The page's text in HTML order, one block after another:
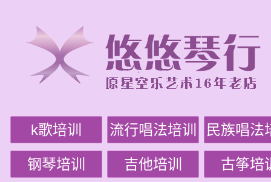
k歌培训 流行唱法培训 民族唱法
钢琴培训 吉他培训 古筝培